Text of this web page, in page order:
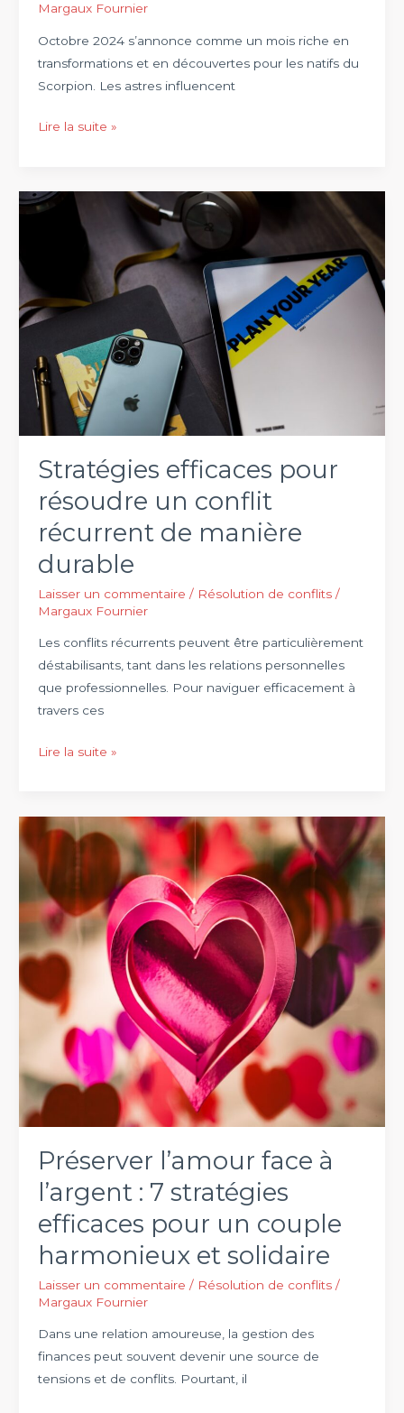
Margaux Fournier
Octobre 2024 s’annonce comme un mois riche en
transformations et en découvertes pour les natifs du
Scorpion. Les astres influencent
Prédictions
les
Scorpions
Lire la suite »
Stratégies efficaces pour
résoudre un conflit
récurrent de manière
durable
Laisser un commentaire / Résolution de conflits/
Margaux Fournier
Les conflits récurrents peuvent être particulièrement
déstabilisants, tant dans les relations personnelles
que professionnelles. Pour naviguer efficacement à
travers ces
Stratégies
résoudre
un
conflit
récurrent
de
manière
durable
Lire la suite »
Préserver l’amour face à
l’argent : 7 stratégies
efficaces pour un couple
harmonieux et solidaire
Laisser un commentaire / Résolution de conflits/
Margaux Fournier
Dans une relation amoureuse, la gestion des
finances peut souvent devenir une source de
tensions et de conflits. Pourtant, il